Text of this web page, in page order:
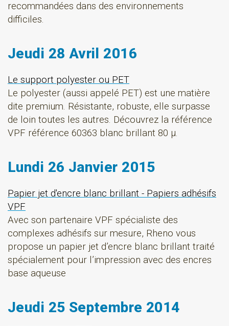
recommandées dans des environnements
difficiles.
Jeudi 28 Avril 2016
Le support polyester ou PET
Le polyester (aussi appelé PET) est une matière
dite premium. Résistante, robuste, elle surpasse
de loin toutes les autres. Découvrez la référence
VPF référence 60363 blanc brillant 80 µ.
Lundi 26 Janvier 2015
Papier jet d'encre blanc brillant - Papiers adhésifs
VPF
Avec son partenaire VPF spécialiste des
complexes adhésifs sur mesure, Rheno vous
propose un papier jet d’encre blanc brillant traité
spécialement pour l’impression avec des encres
base aqueuse
Jeudi 25 Septembre 2014